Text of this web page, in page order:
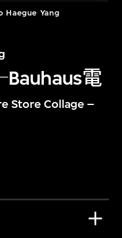
Haegue Yang
電
Store Collage –
十一世纪视觉